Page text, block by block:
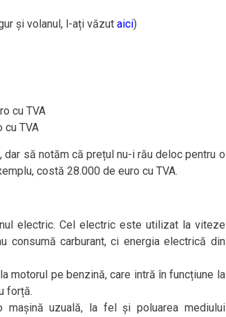
și volanul, l-ați văzut aici)
cu TVA
cu TVA
să notăm că prețul nu-i rău deloc pentru o
costă 28.000 de euro cu TVA.
electric. Cel electric este utilizat la viteze
consumă carburant, ci energia electrică din
motorul pe benzină, care intră în funcțiune la
forță.
uzuală, la fel și poluarea mediului